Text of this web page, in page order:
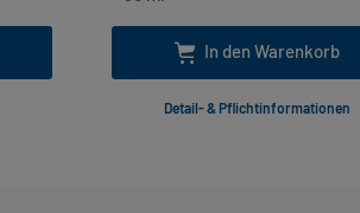
In den Warenkorb
Detail- & Pflichtinformationen